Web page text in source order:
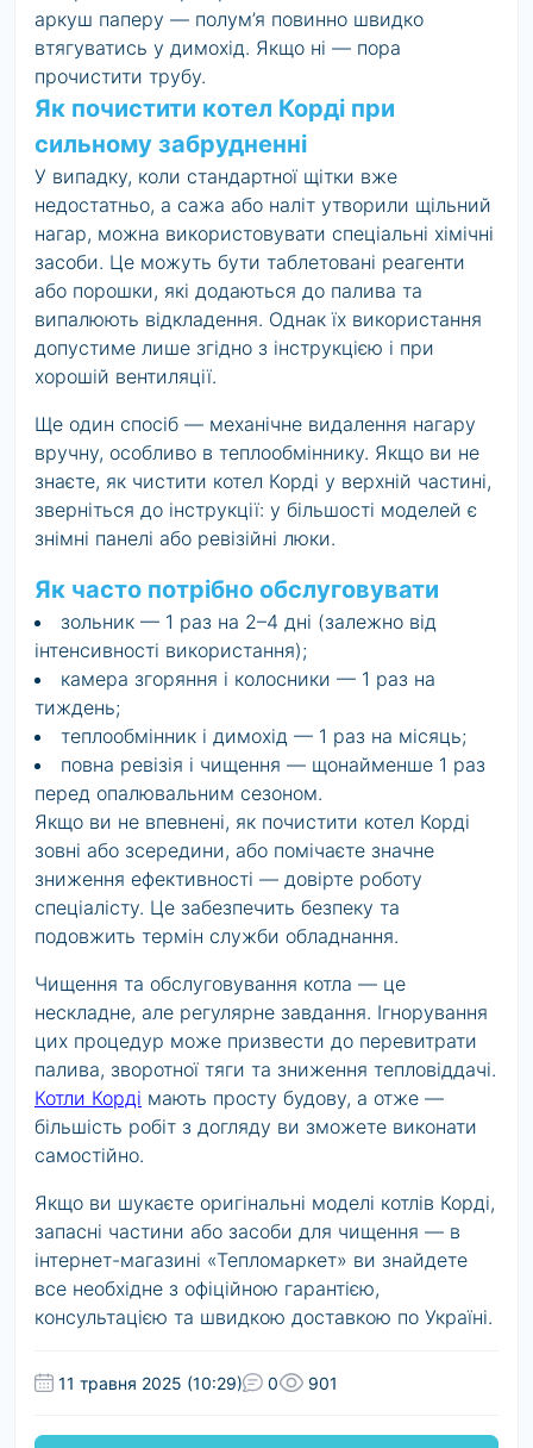
аркуш паперу — полум’я повинно швидко
втягуватись у димохід. Якщо ні — пора
прочистити трубу.
Як почистити котел Корді при
сильному забрудненні
У випадку, коли стандартної щітки вже
недостатньо, а сажа або наліт утворили щільний
нагар, можна використовувати спеціальні хімічні
засоби. Це можуть бути таблетовані реагенти
або порошки, які додаються до палива та
випалюють відкладення. Однак їх використання
допустиме лише згідно з інструкцією і при
хорошій вентиляції.
Ще один спосіб — механічне видалення нагару
вручну, особливо в теплообміннику. Якщо ви не
знаєте, як чистити котел Корді у верхній частині,
зверніться до інструкції: у більшості моделей є
знімні панелі або ревізійні люки.
Як часто потрібно обслуговувати
зольник — 1 раз на 2–4 дні (залежно від
інтенсивності використання);
камера згоряння і колосники — 1 раз на
тиждень;
теплообмінник і димохід — 1 раз на місяць;
повна ревізія і чищення — щонайменше 1 раз
перед опалювальним сезоном.
Якщо ви не впевнені, як почистити котел Корді
зовні або зсередини, або помічаєте значне
зниження ефективності — довірте роботу
спеціалісту. Це забезпечить безпеку та
подовжить термін служби обладнання.
Чищення та обслуговування котла — це
нескладне, але регулярне завдання. Ігнорування
цих процедур може призвести до перевитрати
палива, зворотної тяги та зниження тепловіддачі.
Котли Корді мають просту будову, а отже —
більшість робіт з догляду ви зможете виконати
самостійно.
Якщо ви шукаєте оригінальні моделі котлів Корді,
запасні частини або засоби для чищення — в
інтернет-магазині «Тепломаркет» ви знайдете
все необхідне з офіційною гарантією,
консультацією та швидкою доставкою по Україні.
11 травня 2025 (10:29) 0 901